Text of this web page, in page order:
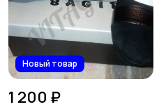
Новый товар
1 200 ₽